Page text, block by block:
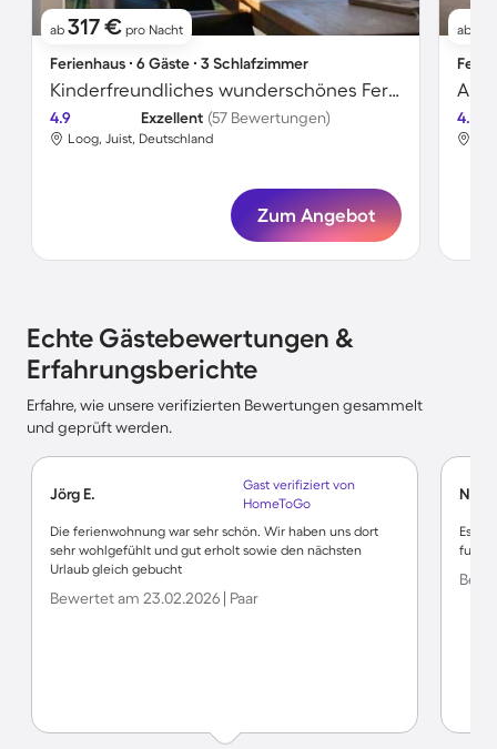
ab 317 € pro Nacht
Ferienhaus ∙ 6 Gäste ∙ 3 Schlafzimmer
Kinderfreundliches wunderschönes Ferienhaus mit Garten und Terrasse | Neben dem Strand
4.9 Exzellent (57 Bewertungen)
Loog, Juist, Deutschland
Zum Angebot
ab
4.7
Echte Gästebewertungen &
Erfahrungsberichte
Erfahre, wie unsere verifizierten Bewertungen gesammelt
und geprüft werden.
Jörg E.
Gast verifiziert von
HomeToGo
Die ferienwohnung war sehr schön. Wir haben uns dort
sehr wohlgefühlt und gut erholt sowie den nächsten
Urlaub gleich gebucht
Bewertet am 23.02.2026 | Paar
Nils
Es